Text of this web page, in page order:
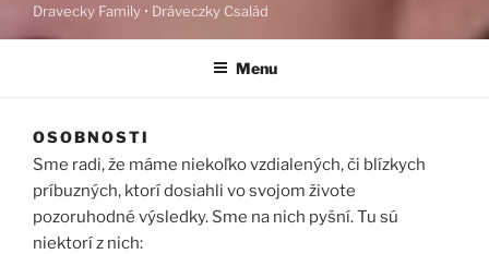
Dravecky Family • Dráveczky Család
Menu
OSOBNOSTI
Sme radi, že máme niekoľko vzdialených, či blízkych
príbuzných, ktorí dosiahli vo svojom živote
pozoruhodné výsledky. Sme na nich pyšní. Tu sú
niektorí z nich: